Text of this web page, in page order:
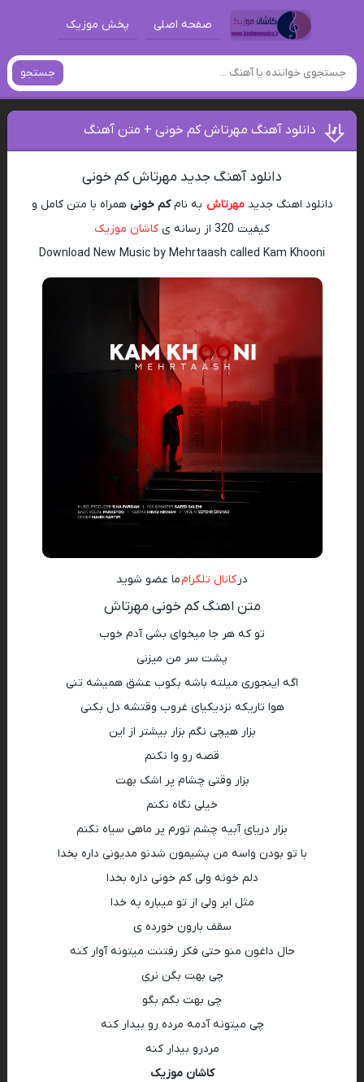
صفحه اصلی پخش موزیک
جستجو
دانلود آهنگ مهرتاش کم خونی + متن آهنگ
دانلود آهنگ جدید مهرتاش کم خونی
دانلود اهنگ جدیدمهرتاش به نامکم خونی همراه با متن کامل و
کیفیت 320 از رسانه ی
کاشان موزیک
Download New Music by Mehrtaash called Kam Khooni
در کانال تلگرامما عضو شوید
متن اهنگ کم خونی مهرتاش
تو که هر جا میخوای بشی آدم خوب
پشت سر من میزنی
اگه اینجوری میلته باشه بکوب عشق همیشه تنی
هوا تاریکه نزدیکیای غروب وقتشه دل بکنی
بزار هیچی نگم بزار بیشتر از این
قصه رو وا نکنم
بزار وقتی چشام پر اشک بهت
خیلی نگاه نکنم
بزار دریای آبیه چشم تورم پر ماهی سیاه نکنم
با تو بودن واسه من پشیمون شدنو مدیونی داره بخدا
دلم خونه ولی کم خونی داره بخدا
مثل ابر ولی از تو میباره به خدا
سقف بارون خورده ی
حال داغون منو حتی فکر رفتنت میتونه آوار کنه
چی بهت بگن نری
چی بهت بگم بگو
چی میتونه آدمه مرده رو بیدار کنه
مردرو بیدار کنه
کاشان موزیک